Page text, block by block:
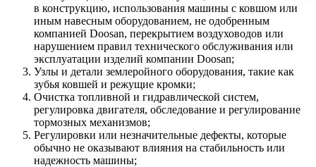
в конструкцию, использования машины с ковшом или
иным навесным оборудованием, не одобренным
компанией Doosan, перекрытием воздуховодов или
нарушением правил технического обслуживания или
эксплуатации изделий компании Doosan;
Узлы и детали землеройного оборудования, такие как
зубья ковшей и режущие кромки;
Очистка топливной и гидравлической систем,
регулировка двигателя, обследование и регулирование
тормозных механизмов;
Регулировки или незначительные дефекты, которые
обычно не оказывают влияния на стабильность или
надежность машины;